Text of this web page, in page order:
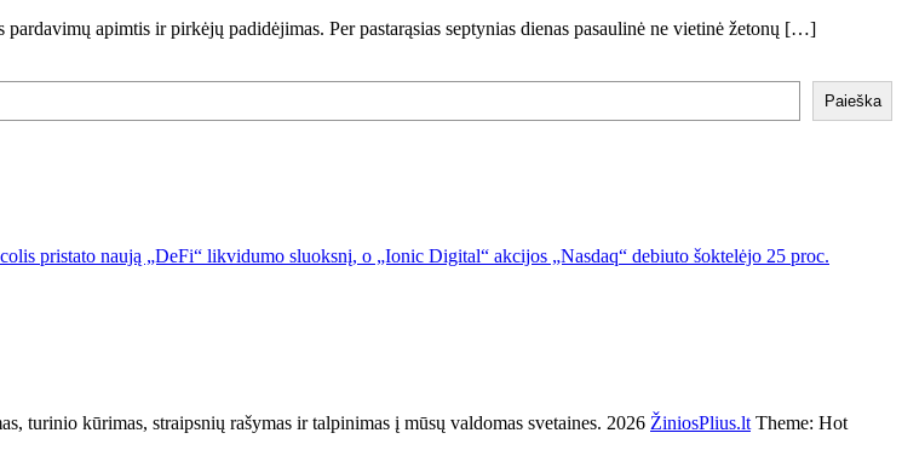
apimtis ir pirkėjų padidėjimas. Per pastarąsias septynias dienas pasaulinė ne vietinė žetonų […]
Paieška
pristato naują „DeFi“ likvidumo sluoksnį, o „Ionic Digital“ akcijos „Nasdaq“ debiuto šoktelėjo 25 proc.
kūrimas, straipsnių rašymas ir talpinimas į mūsų valdomas svetaines. 2026 ŽiniosPlius.lt Theme: Hot